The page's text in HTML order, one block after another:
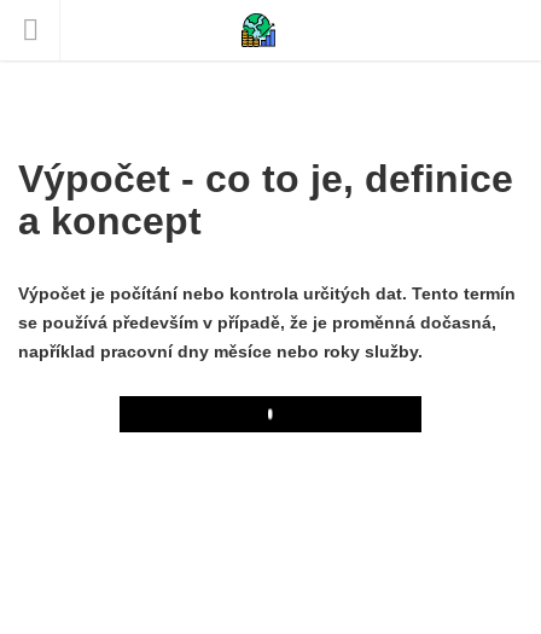
Výpočet - co to je, definice
a koncept
Výpočet je počítání nebo kontrola určitých dat. Tento termín
se používá především v případě, že je proměnná dočasná,
například pracovní dny měsíce nebo roky služby.
Play